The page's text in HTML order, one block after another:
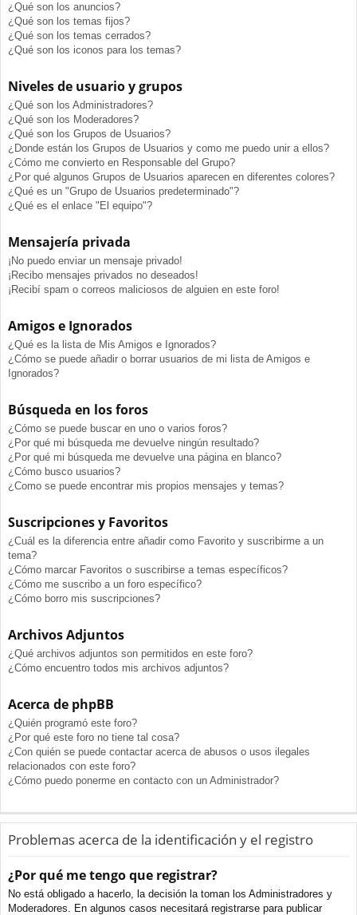
¿Qué son los anuncios?
¿Qué son los temas fijos?
¿Qué son los temas cerrados?
¿Qué son los iconos para los temas?
Niveles de usuario y grupos
¿Qué son los Administradores?
¿Qué son los Moderadores?
¿Qué son los Grupos de Usuarios?
¿Donde están los Grupos de Usuarios y como me puedo unir a ellos?
¿Cómo me convierto en Responsable del Grupo?
¿Por qué algunos Grupos de Usuarios aparecen en diferentes colores?
¿Qué es un "Grupo de Usuarios predeterminado"?
¿Qué es el enlace "El equipo"?
Mensajería privada
¡No puedo enviar un mensaje privado!
¡Recibo mensajes privados no deseados!
¡Recibí spam o correos maliciosos de alguien en este foro!
Amigos e Ignorados
¿Qué es la lista de Mis Amigos e Ignorados?
¿Cómo se puede añadir o borrar usuarios de mi lista de Amigos e
Ignorados?
Búsqueda en los foros
¿Cómo se puede buscar en uno o varios foros?
¿Por qué mi búsqueda me devuelve ningún resultado?
¿Por qué mi búsqueda me devuelve una página en blanco?
¿Cómo busco usuarios?
¿Como se puede encontrar mis propios mensajes y temas?
Suscripciones y Favoritos
¿Cuál es la diferencia entre añadir como Favorito y suscribirme a un
tema?
¿Cómo marcar Favoritos o suscribirse a temas específicos?
¿Cómo me suscribo a un foro específico?
¿Cómo borro mis suscripciones?
Archivos Adjuntos
¿Qué archivos adjuntos son permitidos en este foro?
¿Cómo encuentro todos mis archivos adjuntos?
Acerca de phpBB
¿Quién programó este foro?
¿Por qué este foro no tiene tal cosa?
¿Con quién se puede contactar acerca de abusos o usos ilegales
relacionados con este foro?
¿Cómo puedo ponerme en contacto con un Administrador?
Problemas acerca de la identificación y el registro
¿Por qué me tengo que registrar?
No está obligado a hacerlo, la decisión la toman los Administradores y
Moderadores. En algunos casos necesitará registrarse para publicar